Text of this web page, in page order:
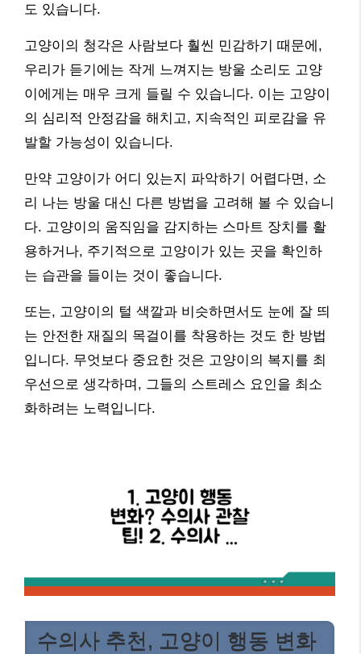
도 있습니다.
고양이의 청각은 사람보다 훨씬 민감하기 때문에,
우리가 듣기에는 작게 느껴지는 방울 소리도 고양
이에게는 매우 크게 들릴 수 있습니다. 이는 고양이
의 심리적 안정감을 해치고, 지속적인 피로감을 유
발할 가능성이 있습니다.
만약 고양이가 어디 있는지 파악하기 어렵다면, 소
리 나는 방울 대신 다른 방법을 고려해 볼 수 있습니
다. 고양이의 움직임을 감지하는 스마트 장치를 활
용하거나, 주기적으로 고양이가 있는 곳을 확인하
는 습관을 들이는 것이 좋습니다.
또는, 고양이의 털 색깔과 비슷하면서도 눈에 잘 띄
는 안전한 재질의 목걸이를 착용하는 것도 한 방법
입니다. 무엇보다 중요한 것은 고양이의 복지를 최
우선으로 생각하며, 그들의 스트레스 요인을 최소
화하려는 노력입니다.
수의사 추천, 고양이 행동 변화